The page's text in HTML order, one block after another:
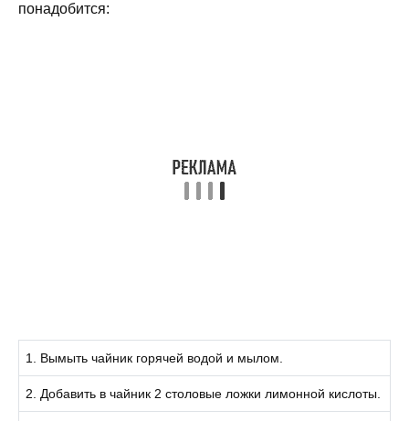
понадобится:
1. Вымыть чайник горячей водой и мылом.
2. Добавить в чайник 2 столовые ложки лимонной кислоты.